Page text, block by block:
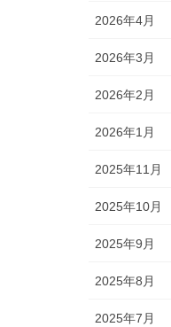
2026年4月
2026年3月
2026年2月
2026年1月
2025年11月
2025年10月
2025年9月
2025年8月
2025年7月